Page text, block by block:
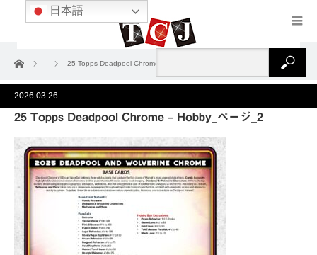
ホーム 25 Topps Deadpool Chrome – Hobby_ページ_2
2026.03.26
25 Topps Deadpool Chrome – Hobby_ページ_2
日本語